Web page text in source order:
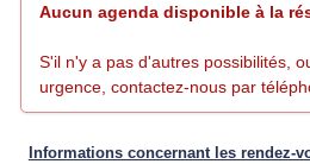
Aucun agenda disponible à la
S'il n'y a pas d'autres possibilités,
urgence, contactez-nous par
Informations concernant les rendez-